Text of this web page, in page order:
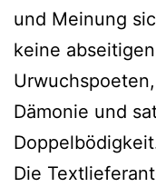
und Meinung
keine
Dämonie und
Die